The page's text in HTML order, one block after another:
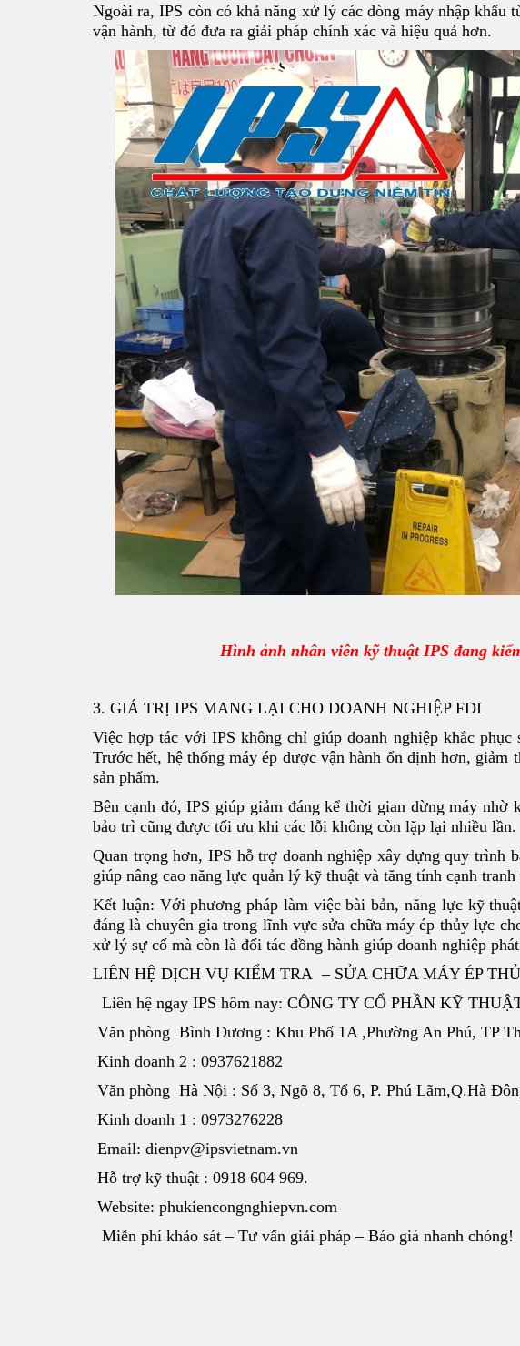
Ngoài ra, IPS còn có khả năng xử lý các dòng máy nhập khẩu
vận hành, từ đó đưa ra giải pháp chính xác và hiệu quả hơn.
Hình ảnh nhân viên kỹ thuật IPS đang
3. GIÁ TRỊ IPS MANG LẠI CHO DOANH NGHIỆP FDI
Việc hợp tác với IPS không chỉ giúp doanh nghiệp khắc
Trước hết, hệ thống máy ép được vận hành ổn định hơn, giảm
sản phẩm.
Bên cạnh đó, IPS giúp giảm đáng kể thời gian dừng máy
bảo trì cũng được tối ưu khi các lỗi không còn lặp lại nhiều lần.
Quan trọng hơn, IPS hỗ trợ doanh nghiệp xây dựng quy trình
giúp nâng cao năng lực quản lý kỹ thuật và tăng tính cạnh
Kết luận: Với phương pháp làm việc bài bản, năng lực kỹ
đáng là chuyên gia trong lĩnh vực sửa chữa máy ép thủy lực
xử lý sự cố mà còn là đối tác đồng hành giúp doanh nghiệp
LIÊN HỆ DỊCH VỤ KIỂM TRA – SỬA CHỮA MÁY ÉP
Liên hệ ngay IPS hôm nay: CÔNG TY CỔ PHẦN KỸ
Văn phòng Bình Dương : Khu Phố 1A ,Phường An Phú, TP
Kinh doanh 2 : 0937621882
Văn phòng Hà Nội : Số 3, Ngõ 8, Tổ 6, P. Phú Lãm,Q.Hà
Kinh doanh 1 : 0973276228
Email: dienpv@ipsvietnam.vn
Hỗ trợ kỹ thuật : 0918 604 969.
Website: phukiencongnghiepvn.com
Miễn phí khảo sát – Tư vấn giải pháp – Báo giá nhanh chóng!